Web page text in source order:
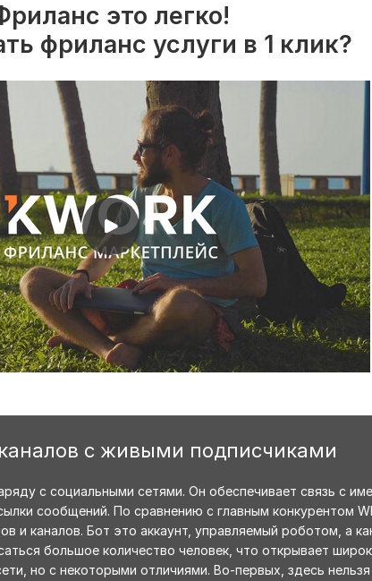
это легко!
фриланс услуги в 1 клик?
с живыми подписчиками
с социальными сетями. Он обеспечивает связь с
сообщений. По сравнению с главным конкурентом
и каналов. Бот это аккаунт, управляемый роботом, а
большое количество человек, что открывает
но с некоторыми отличиями. Во-первых, здесь